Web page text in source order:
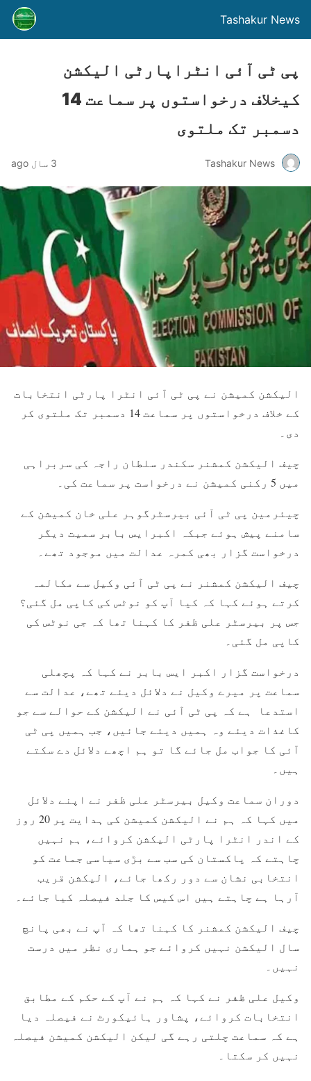
Tashakur News
پی ٹی آئی انٹراپارٹی الیکشن
کیخلاف درخواستوں پر سماعت 14
دسمبر تک ملتوی
Tashakur News 3 سال ago
الیکشن کمیشن نے پی ٹی آئی انٹرا پارٹی انتخابات
کے خلاف درخواستوں پر سماعت 14 دسمبر تک ملتوی کر
دی۔
چیف الیکشن کمشنر سکندر سلطان راجہ کی سربراہی
میں 5 رکنی کمیشن نے درخواست پر سماعت کی۔
چیئرمین پی ٹی آئی بیرسٹرگوہر علی خان کمیشن کے
سامنے پیش ہوئے جبکہ اکبرایس بابر سمیت دیگر
درخواست گزار بھی کمرہ عدالت میں موجود تھے۔
چیف الیکشن کمشنر نے پی ٹی آئی وکیل سے مکالمہ
کرتے ہوئے کہا کہ کیا آپ کو نوٹس کی کاپی مل گئی؟
جس پر بیرسٹر علی ظفر کا کہنا تھا کہ جی نوٹس کی
کاپی مل گئی۔
درخواست گزار اکبر ایس بابر نے کہا کہ پچھلی
سماعت پر میرے وکیل نے دلائل دیئے تھے، عدالت سے
استدعا ہے کہ پی ٹی آئی نے الیکشن کے حوالے سے جو
کاغذات دیئے وہ ہمیں دیئے جائیں، جب ہمیں پی ٹی
آئی کا جواب مل جائے گا تو ہم اچھے دلائل دے سکتے
ہیں۔
دوران سماعت وکیل بیرسٹر علی ظفر نے اپنے دلائل
میں کہا کہ ہم نے الیکشن کمیشن کی ہدایت پر 20 روز
کے اندر انٹرا پارٹی الیکشن کروائے، ہم نہیں
چاہتے کہ پاکستان کی سب سے بڑی سیاسی جماعت کو
انتخابی نشان سے دور رکھا جائے، الیکشن قریب
آرہا ہے چاہتے ہیں اس کیس کا جلد فیصلہ کیا جائے۔
چیف الیکشن کمشنر کا کہنا تھا کہ آپ نے بھی پانچ
سال الیکشن نہیں کروائے جو ہماری نظر میں درست
نہیں۔
وکیل علی ظفر نے کہا کہ ہم نے آپ کے حکم کے مطابق
انتخابات کروائے، پشاور ہائیکورٹ نے فیصلہ دیا
ہے کہ سماعت چلتی رہے گی لیکن الیکشن کمیشن فیصلہ
نہیں کر سکتا۔